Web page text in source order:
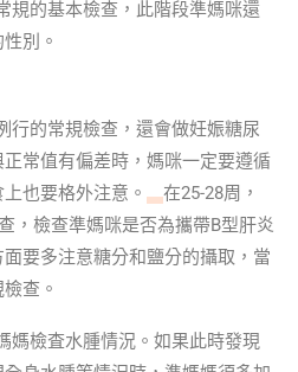
規的基本檢查，此階段準媽咪還
別。
行的常規檢查，還會做妊娠糖尿
常值有偏差時，媽咪一定要遵循
也要格外注意。
在25-28周，
，檢查準媽咪是否為攜帶B型肝炎
要多注意糖分和鹽分的攝取，當
查。
媽檢査水腫情況。如果此時發現